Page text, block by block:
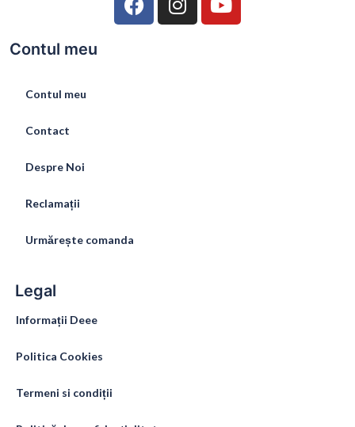
Contul meu
Contul meu
Contact
Despre Noi
Reclamații
Urmărește comanda
Legal
Informații Deee
Politica Cookies
Termeni si condiții